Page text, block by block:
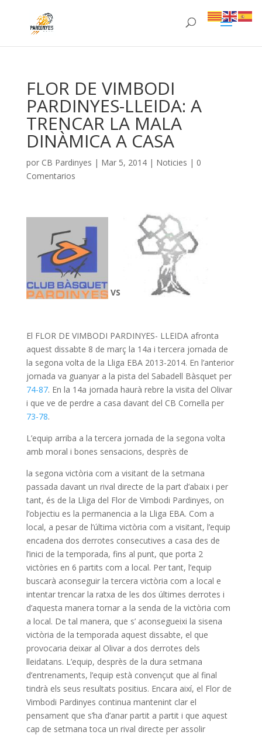
FLOR DE VIMBODI
PARDINYES-LLEIDA: A
TRENCAR LA MALA
DINÀMICA A CASA
por CB Pardinyes | Mar 5, 2014| Noticies | 0
Comentarios
VS
El FLOR DE VIMBODI PARDINYES- LLEIDA afronta
aquest dissabte 8 de març la 14a i tercera jornada de
la segona volta de la Lliga EBA 2013-2014. En l’anterior
jornada va guanyar a la pista del Sabadell Bàsquet per
74-87. En la 14a jornada haurà rebre la visita del Olivar
i que ve de perdre a casa davant del CB Cornella per
73-78.
L’equip arriba a la tercera jornada de la segona volta
amb moral i bones sensacions, desprès de
la segona victòria com a visitant de la setmana
passada davant un rival directe de la part d’abaix i per
tant, és de la Lliga del Flor de Vimbodi Pardinyes, on
l’objectiu es la permanencia a la Lliga EBA. Com a
local, a pesar de l’última victòria com a visitant, l’equip
encadena dos derrotes consecutives a casa des de
l’inici de la temporada, fins al punt, que porta 2
victòries en 6 partits com a local. Per tant, l’equip
buscarà aconseguir la tercera victòria com a local e
intentar trencar la ratxa de les dos últimes derrotes i
d’aquesta manera tornar a la senda de la victòria com
a local. De tal manera, que s’ aconsegueixi la sisena
victòria de la temporada aquest dissabte, el que
provocaria deixar al Olivar a dos derrotes dels
lleidatans. L’equip, desprès de la dura setmana
d’entrenaments, l’equip està convençut que al final
tindrà els seus resultats positius. Encara així, el Flor de
Vimbodi Pardinyes continua mantenint clar el
pensament que s’ha d’anar partit a partit i que aquest
cap de setmana toca un rival directe per assolir